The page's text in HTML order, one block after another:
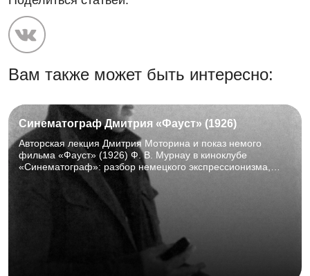
Вам также может быть интересно:
Синематограф Дмитрия «Фауст» (1926)
Авторская лекция Дмитрия Моторина и показ немого
фильма «Фауст» (1926) Ф. В. Мурнау в киноклубе
«Синематограф»: разбор немецкого экспрессионизма,
просмотр и обсуждение шедевра мирового кино. ТОНБ,
Горбовский зал (к. 107), 15 августа 2026 г., 15:00–18:00.